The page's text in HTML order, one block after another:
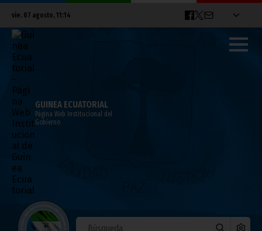
vie. 07 agosto, 11:14
GUINEA ECUATORIAL
Página Web Institucional del
Gobierno
El presidente del BAD, nombrado
Africano del Año
noviembre 12, 2013